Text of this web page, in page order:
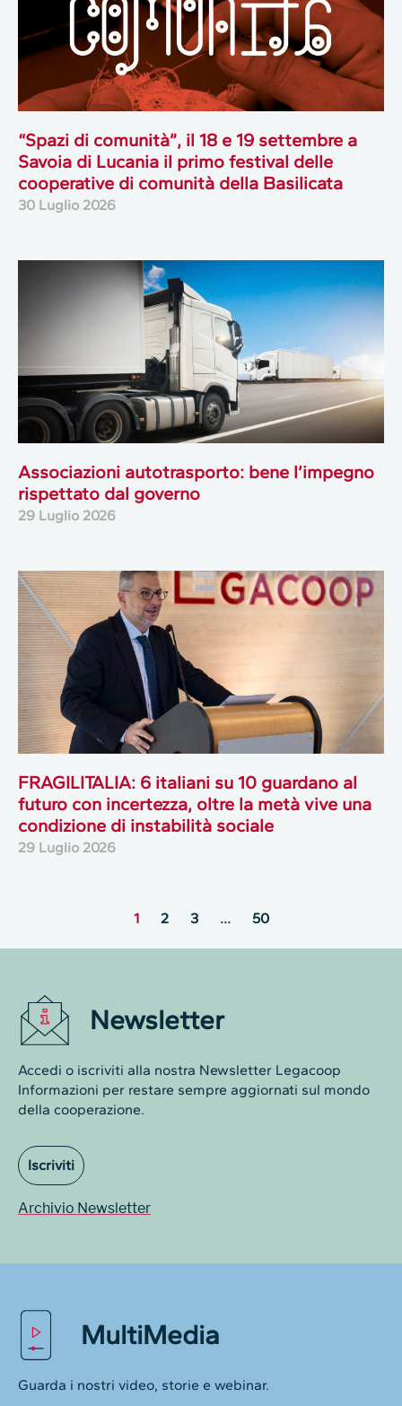
“Spazi di comunità”, il 18 e 19 settembre a
Savoia di Lucania il primo festival delle
cooperative di comunità della Basilicata
30 Luglio 2026
Associazioni autotrasporto: bene l’impegno
rispettato dal governo
29 Luglio 2026
FRAGILITALIA: 6 italiani su 10 guardano al
futuro con incertezza, oltre la metà vive una
condizione di instabilità sociale
29 Luglio 2026
1 2 3 … 50
Newsletter
Accedi o iscriviti alla nostra Newsletter Legacoop
Informazioni per restare sempre aggiornati sul mondo
della cooperazione.
Iscriviti
Archivio Newsletter
MultiMedia
Guarda i nostri video, storie e webinar.